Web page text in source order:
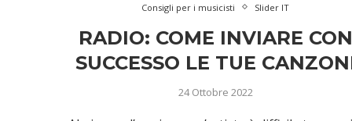
Consigli per i musicisti Slider IT
RADIO: COME INVIARE CON
SUCCESSO LE TUE
24 Ottobre 2022